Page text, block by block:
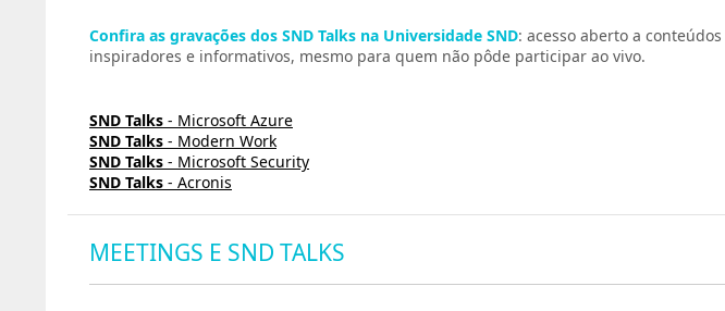
Confira as gravações dos SND Talks na Universidade SND: acesso aberto a conteúdos
inspiradores e informativos, mesmo para quem não pôde participar ao vivo.
SND Talks - Microsoft Azure
SND Talks - Modern Work
SND Talks - Microsoft Security
SND Talks - Acronis
MEETINGS E SND TALKS